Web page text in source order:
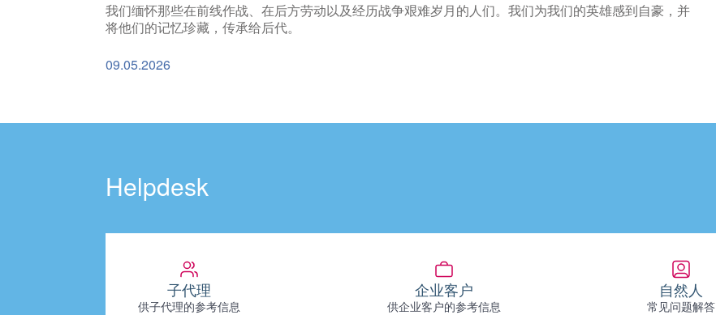
我们缅怀那些在前线作战、在后方劳动以及经历战争艰难岁月的人们。我们为我们的英雄感到自豪，并
将他们的记忆珍藏，传承给后代。
09.05.2026
Helpdesk
子代理
供子代理的参考信息
企业客户
供企业客户的参考信息
自然人
常见问题解答